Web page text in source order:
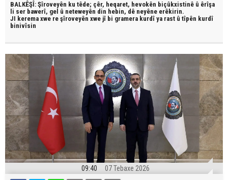
BALKÊŞÎ: Şîroveyên ku têde; çêr, heqaret, hevokên biçûkxistinê û êrîşa
li ser bawerî, gel û neteweyên din hebin, dê neyêne erêkirin.
JI kerema xwe re şîroveyên xwe jî bi gramera kurdî ya rast û tîpên kurdî
binivîsin
09:40 07 Tebaxe 2026